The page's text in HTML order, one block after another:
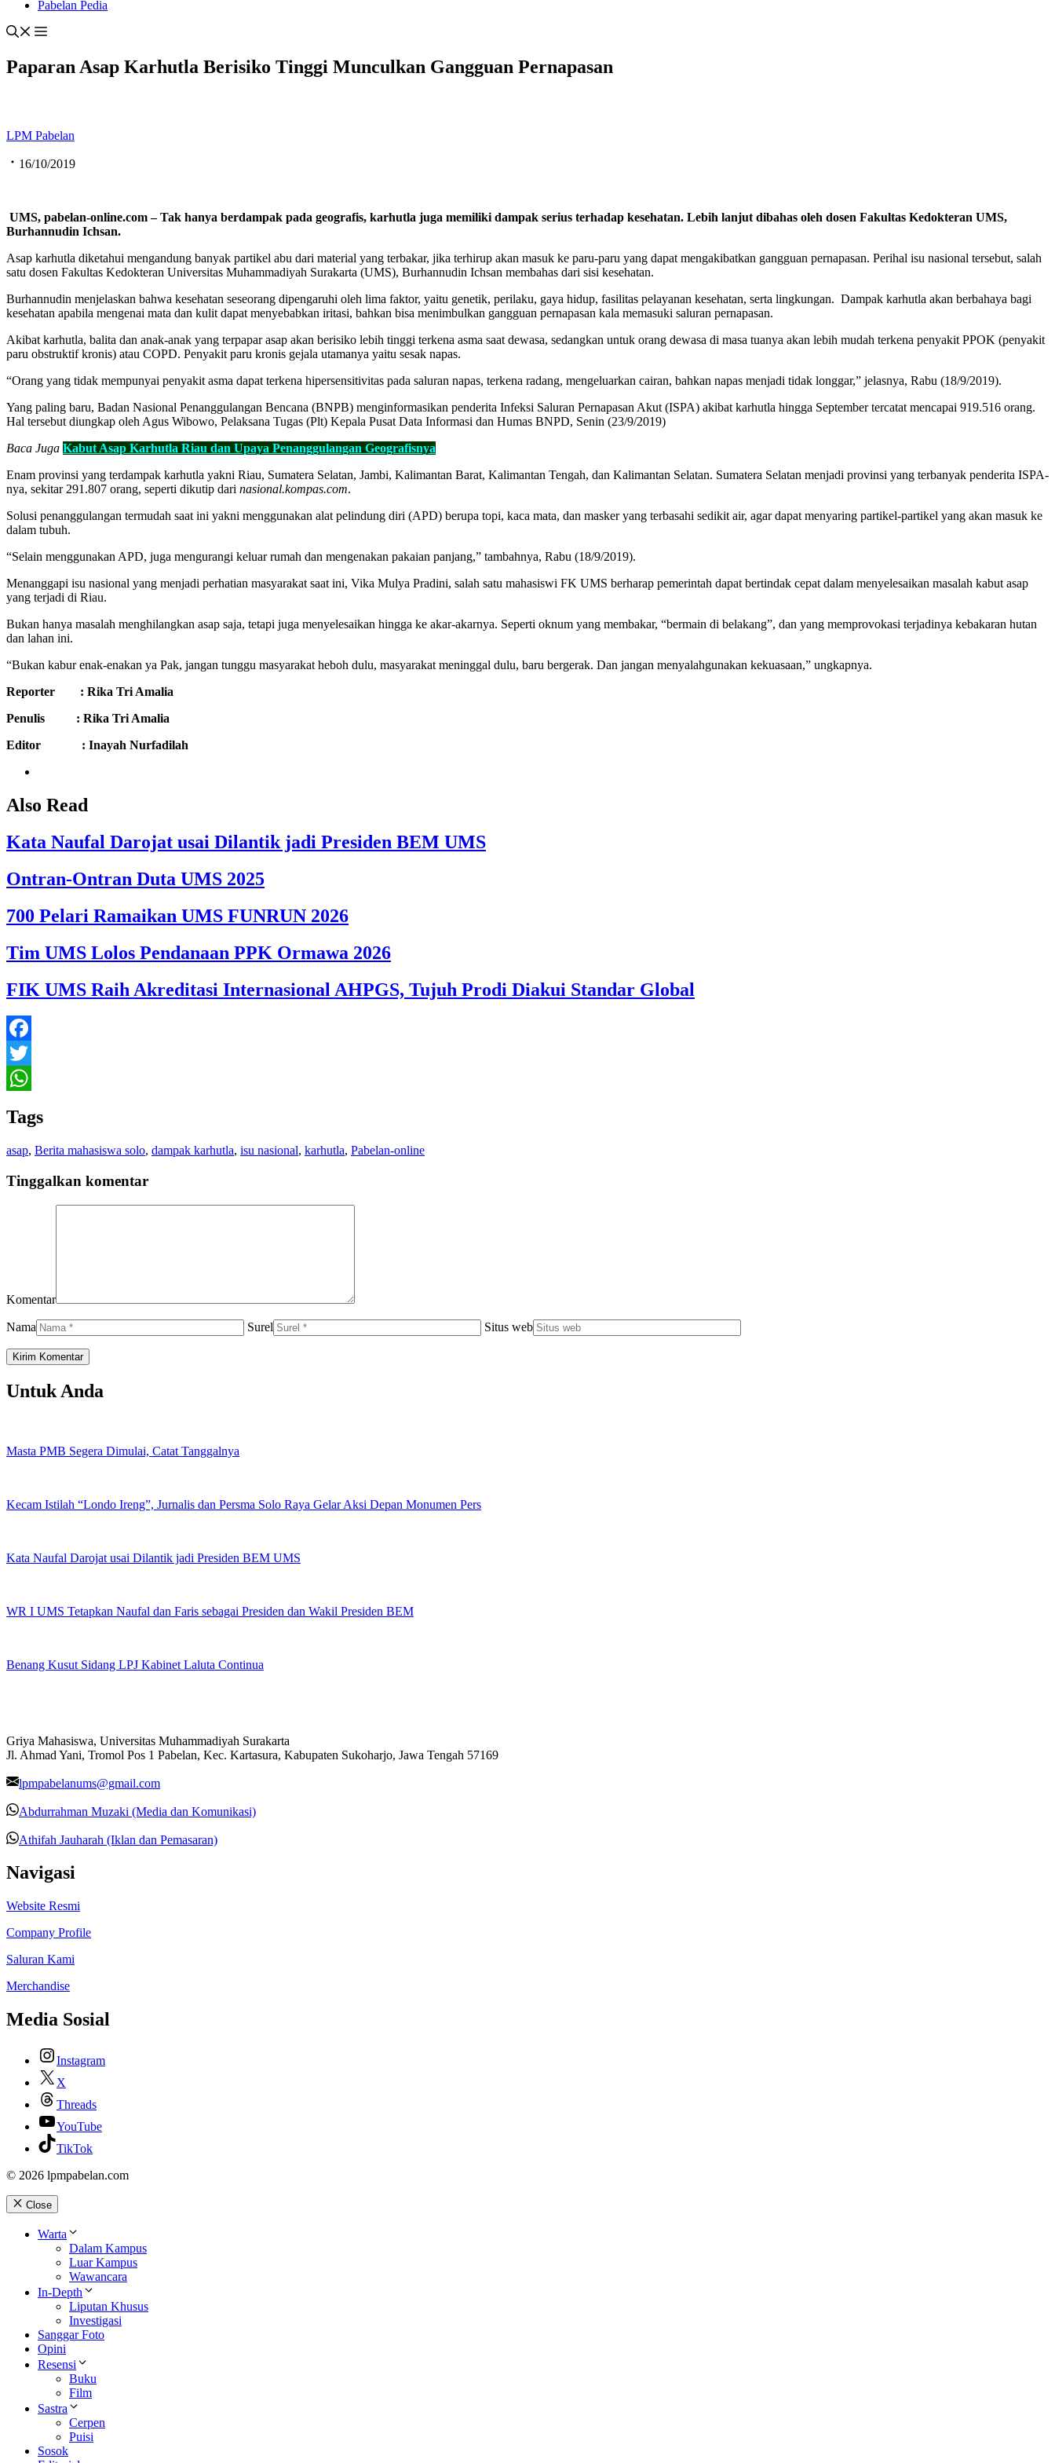
Pabelan Pedia
Paparan Asap Karhutla Berisiko Tinggi Munculkan Gangguan Pernapasan
LPM Pabelan
16/10/2019
UMS, pabelan-online.com – Tak hanya berdampak pada geografis, karhutla juga memiliki dampak serius terhadap kesehatan. Lebih lanjut dibahas oleh dosen Fakultas Kedokteran UMS,
Burhannudin Ichsan.
Asap karhutla diketahui mengandung banyak partikel abu dari material yang terbakar, jika terhirup akan masuk ke paru-paru yang dapat mengakibatkan gangguan pernapasan. Perihal isu nasional tersebut, salah
satu dosen Fakultas Kedokteran Universitas Muhammadiyah Surakarta (UMS), Burhannudin Ichsan membahas dari sisi kesehatan.
Burhannudin menjelaskan bahwa kesehatan seseorang dipengaruhi oleh lima faktor, yaitu genetik, perilaku, gaya hidup, fasilitas pelayanan kesehatan, serta lingkungan. Dampak karhutla akan berbahaya bagi
kesehatan apabila mengenai mata dan kulit dapat menyebabkan iritasi, bahkan bisa menimbulkan gangguan pernapasan kala memasuki saluran pernapasan.
Akibat karhutla, balita dan anak-anak yang terpapar asap akan berisiko lebih tinggi terkena asma saat dewasa, sedangkan untuk orang dewasa di masa tuanya akan lebih mudah terkena penyakit PPOK (penyakit
paru obstruktif kronis) atau COPD. Penyakit paru kronis gejala utamanya yaitu sesak napas.
“Orang yang tidak mempunyai penyakit asma dapat terkena hipersensitivitas pada saluran napas, terkena radang, mengeluarkan cairan, bahkan napas menjadi tidak longgar,” jelasnya, Rabu (18/9/2019).
Yang paling baru, Badan Nasional Penanggulangan Bencana (BNPB) menginformasikan penderita Infeksi Saluran Pernapasan Akut (ISPA) akibat karhutla hingga September tercatat mencapai 919.516 orang.
Hal tersebut diungkap oleh Agus Wibowo, Pelaksana Tugas (Plt) Kepala Pusat Data Informasi dan Humas BNPD, Senin (23/9/2019)
Baca Juga Kabut Asap Karhutla Riau dan Upaya Penanggulangan Geografisnya
Enam provinsi yang terdampak karhutla yakni Riau, Sumatera Selatan, Jambi, Kalimantan Barat, Kalimantan Tengah, dan Kalimantan Selatan. Sumatera Selatan menjadi provinsi yang terbanyak penderita ISPA-
nya, sekitar 291.807 orang, seperti dikutip dari nasional.kompas.com.
Solusi penanggulangan termudah saat ini yakni menggunakan alat pelindung diri (APD) berupa topi, kaca mata, dan masker yang terbasahi sedikit air, agar dapat menyaring partikel-partikel yang akan masuk ke
dalam tubuh.
“Selain menggunakan APD, juga mengurangi keluar rumah dan mengenakan pakaian panjang,” tambahnya, Rabu (18/9/2019).
Menanggapi isu nasional yang menjadi perhatian masyarakat saat ini, Vika Mulya Pradini, salah satu mahasiswi FK UMS berharap pemerintah dapat bertindak cepat dalam menyelesaikan masalah kabut asap
yang terjadi di Riau.
Bukan hanya masalah menghilangkan asap saja, tetapi juga menyelesaikan hingga ke akar-akarnya. Seperti oknum yang membakar, “bermain di belakang”, dan yang memprovokasi terjadinya kebakaran hutan
dan lahan ini.
“Bukan kabur enak-enakan ya Pak, jangan tunggu masyarakat heboh dulu, masyarakat meninggal dulu, baru bergerak. Dan jangan menyalahgunakan kekuasaan,” ungkapnya.
Reporter : Rika Tri Amalia
Penulis : Rika Tri Amalia
Editor : Inayah Nurfadilah
Also Read
Kata Naufal Darojat usai Dilantik jadi Presiden BEM UMS
Ontran-Ontran Duta UMS 2025
700 Pelari Ramaikan UMS FUNRUN 2026
Tim UMS Lolos Pendanaan PPK Ormawa 2026
FIK UMS Raih Akreditasi Internasional AHPGS, Tujuh Prodi Diakui Standar Global
Facebook
Twitter
Tags
asap, Berita mahasiswa solo, dampak karhutla, isu nasional, karhutla, Pabelan-online
Tinggalkan komentar
Komentar
Nama Surel Situs web
Untuk Anda
Masta PMB Segera Dimulai, Catat Tanggalnya
Kecam Istilah “Londo Ireng”, Jurnalis dan Persma Solo Raya Gelar Aksi Depan Monumen Pers
Kata Naufal Darojat usai Dilantik jadi Presiden BEM UMS
WR I UMS Tetapkan Naufal dan Faris sebagai Presiden dan Wakil Presiden BEM
Benang Kusut Sidang LPJ Kabinet Laluta Continua
Griya Mahasiswa, Universitas Muhammadiyah Surakarta
Jl. Ahmad Yani, Tromol Pos 1 Pabelan, Kec. Kartasura, Kabupaten Sukoharjo, Jawa Tengah 57169
lpmpabelanums@gmail.com
Abdurrahman Muzaki (Media dan Komunikasi)
Athifah Jauharah (Iklan dan Pemasaran)
Navigasi
Website Resmi
Company Profile
Saluran Kami
Merchandise
Media Sosial
Instagram
X
Threads
YouTube
TikTok
© 2026 lpmpabelan.com
Close
Warta
Dalam Kampus
Luar Kampus
Wawancara
In-Depth
Liputan Khusus
Investigasi
Sanggar Foto
Opini
Resensi
Buku
Film
Sastra
Cerpen
Puisi
Sosok